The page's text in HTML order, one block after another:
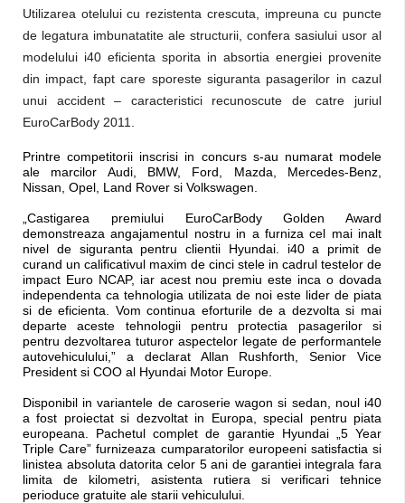
Utilizarea otelului cu rezistenta crescuta, impreuna cu puncte
de legatura imbunatatite ale structurii, confera sasiului usor al
modelului i40 eficienta sporita in absortia energiei provenite
din impact, fapt care sporeste siguranta pasagerilor in cazul
unui accident – caracteristici recunoscute de catre juriul
EuroCarBody 2011.
Printre competitorii inscrisi in concurs s-au numarat modele
ale marcilor Audi, BMW, Ford, Mazda, Mercedes-Benz,
Nissan, Opel, Land Rover si Volkswagen.
„Castigarea premiului EuroCarBody Golden Award
demonstreaza angajamentul nostru in a furniza cel mai inalt
nivel de siguranta pentru clientii Hyundai. i40 a primit de
curand un calificativul maxim de cinci stele in cadrul testelor de
impact Euro NCAP, iar acest nou premiu este inca o dovada
independenta ca tehnologia utilizata de noi este lider de piata
si de eficienta. Vom continua eforturile de a dezvolta si mai
departe aceste tehnologii pentru protectia pasagerilor si
pentru dezvoltarea tuturor aspectelor legate de performantele
autovehiculului,” a declarat Allan Rushforth, Senior Vice
President si COO al Hyundai Motor Europe.
Disponibil in variantele de caroserie wagon si sedan, noul i40
a fost proiectat si dezvoltat in Europa, special pentru piata
europeana. Pachetul complet de garantie Hyundai „5 Year
Triple Care” furnizeaza cumparatorilor europeeni satisfactia si
linistea absoluta datorita celor 5 ani de garantiei integrala fara
limita de kilometri, asistenta rutiera si verificari tehnice
perioduce gratuite ale starii vehiculului.